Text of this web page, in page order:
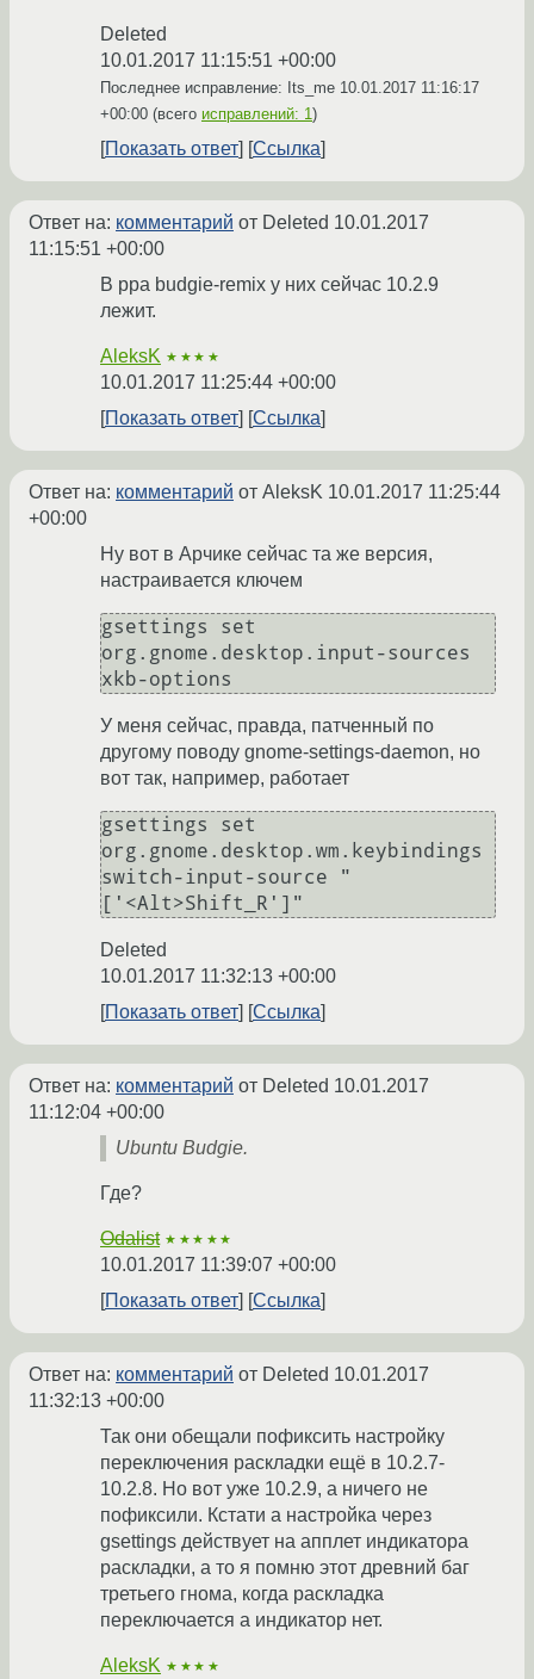
Deleted
10.01.2017 11:15:51 +00:00
Последнее исправление: Its_me 10.01.2017 11:16:17
+00:00 (всего исправлений: 1)
Показать ответ Ссылка
Ответ на: комментарий от Deleted 10.01.2017
11:15:51 +00:00
В ppa budgie-remix у них сейчас 10.2.9
лежит.
AleksK ★★★★
10.01.2017 11:25:44 +00:00
Показать ответ
Ссылка
Ответ на: комментарий от AleksK 10.01.2017 11:25:44
+00:00
Ну вот в Арчике сейчас та же версия,
настраивается ключем
gsettings set
org.gnome.desktop.input-sources
У меня сейчас, правда, патченный по
другому поводу gnome-settings-daemon, но
вот так, например, работает
gsettings set
org.gnome.desktop.wm.keybindings
switch-input-source "
Deleted
10.01.2017 11:32:13 +00:00
Показать ответ
Ссылка
Ответ на: комментарий от Deleted 10.01.2017
11:12:04 +00:00
Ubuntu Budgie.
Где?
Odalist ★★★★★
10.01.2017 11:39:07 +00:00
Показать ответ
Ссылка
Ответ на: комментарий от Deleted 10.01.2017
11:32:13 +00:00
Так они обещали пофиксить настройку
переключения раскладки ещё в 10.2.7-
10.2.8. Но вот уже 10.2.9, а ничего не
пофиксили. Кстати а настройка через
gsettings действует на апплет индикатора
раскладки, а то я помню этот древний баг
третьего гнома, когда раскладка
переключается а индикатор нет.
AleksK ★★★★